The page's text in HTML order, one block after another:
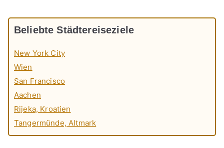
Beliebte Städtereiseziele
New York City
Wien
San Francisco
Aachen
Rijeka, Kroatien
Tangermünde, Altmark